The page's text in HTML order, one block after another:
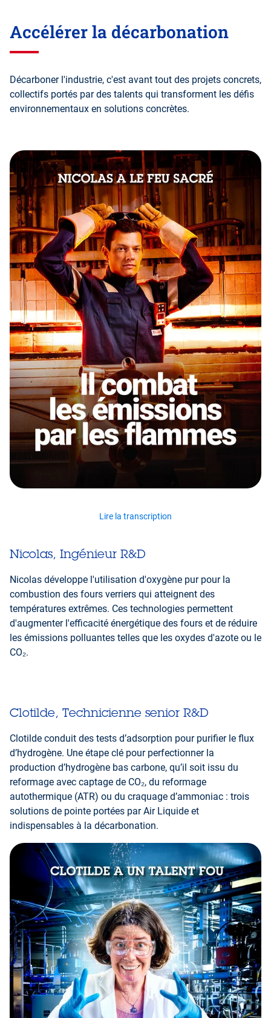
Accélérer la décarbonation
Décarboner l'industrie, c'est avant tout des projets concrets,
collectifs portés par des talents qui transforment les défis
environnementaux en solutions concrètes.
Lire la transcription
Nicolas, Ingénieur R&D
Nicolas développe l'utilisation d'oxygène pur pour la
combustion des fours verriers qui atteignent des
températures extrêmes. Ces technologies permettent
d'augmenter l'efficacité énergétique des fours et de réduire
les émissions polluantes telles que les oxydes d'azote ou le
CO₂.
Clotilde, Technicienne senior R&D
Clotilde conduit des tests d’adsorption pour purifier le flux
d’hydrogène. Une étape clé pour perfectionner la
production d’hydrogène bas carbone, qu’il soit issu du
reformage avec captage de CO₂, du reformage
autothermique (ATR) ou du craquage d’ammoniac : trois
solutions de pointe portées par Air Liquide et
indispensables à la décarbonation.